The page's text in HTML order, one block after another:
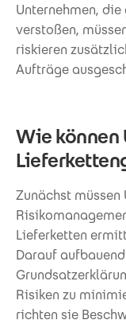
Unternehmen,
verstoßen,
riskieren
Aufträge
Wie können
Zunächst müssen
Lieferketten
Darauf
Risiken zu
richten sie